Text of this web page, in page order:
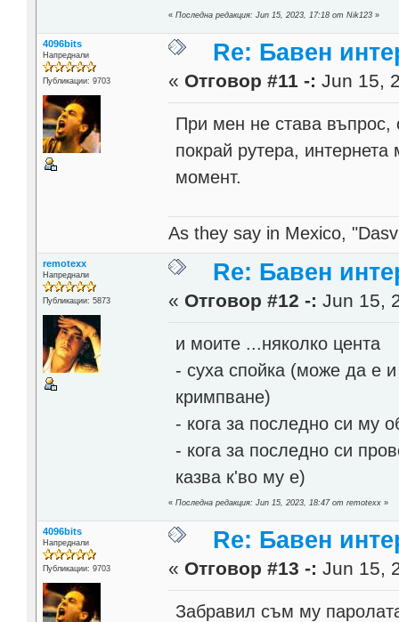
«Последна редакция: Jun 15, 2023, 17:18 от Nik123 »
4096bits
Напреднали
Публикации: 9703
Re: Бавен
« Отговор #11 -: Jun 15,
При мен не става въпрос,
покрай рутера,
момент.
As they say in Mexico,
remotexx
Напреднали
Публикации: 5873
Re: Бавен
« Отговор #12 -: Jun 15,
и моите ...няколко цента
- суха спойка (може да е
кримпване)
- кога за последно си му
- кога за последно си
казва к'во му е)
«Последна редакция: Jun 15, 2023, 18:47 от remotexx »
4096bits
Напреднали
Публикации: 9703
Re: Бавен
« Отговор #13 -: Jun 15,
Забравил съм му